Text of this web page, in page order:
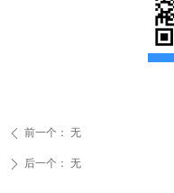
ꄴ 前一个： 无
ꄲ 后一个： 无